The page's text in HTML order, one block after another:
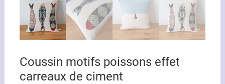
Coussin motifs poissons effet
carreaux de ciment